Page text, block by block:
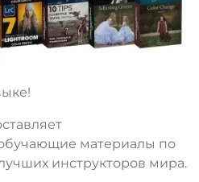
материалы по
инструкторов мира.